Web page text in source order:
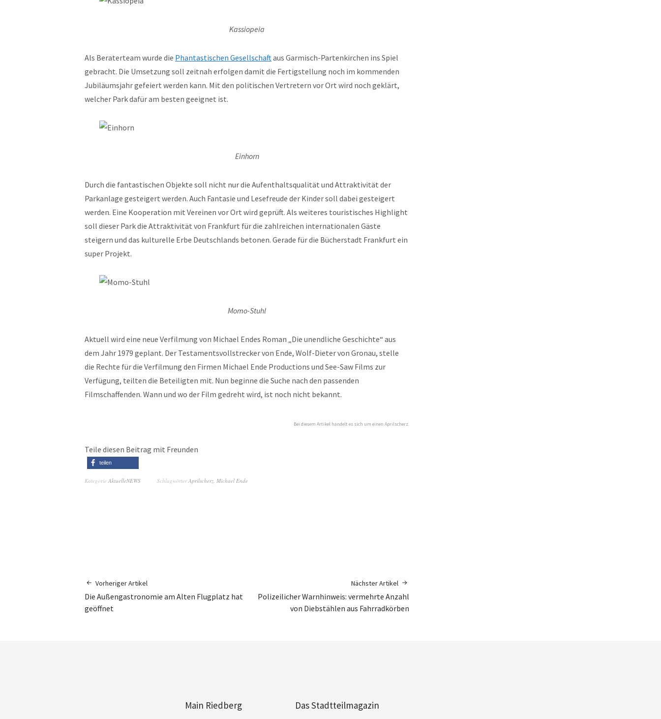
Kassiopeia
Als Beraterteam wurde die Phantastischen Gesellschaftaus Garmisch-Partenkirchen ins Spiel
gebracht. Die Umsetzung soll zeitnah erfolgen damit die Fertigstellung noch im kommenden
Jubiläumsjahr gefeiert werden kann. Mit den politischen Vertretern vor Ort wird noch geklärt,
welcher Park dafür am besten geeignet ist.
Einhorn
Durch die fantastischen Objekte soll nicht nur die Aufenthaltsqualität und Attraktivität der
Parkanlage gesteigert werden. Auch Fantasie und Lesefreude der Kinder soll dabei gesteigert
werden. Eine Kooperation mit Vereinen vor Ort wird geprüft. Als weiteres touristisches Highlight
soll dieser Park die Attraktivität von Frankfurt für die zahlreichen internationalen Gäste
steigern und das kulturelle Erbe Deutschlands betonen. Gerade für die Bücherstadt Frankfurt ein
super Projekt.
Momo-Stuhl
Aktuell wird eine neue Verfilmung von Michael Endes Roman „Die unendliche Geschichte“ aus
dem Jahr 1979 geplant. Der Testamentsvollstrecker von Ende, Wolf-Dieter von Gronau, stelle
die Rechte für die Verfilmung den Firmen Michael Ende Productions und See-Saw Films zur
Verfügung, teilten die Beteiligten mit. Nun beginne die Suche nach den passenden
Filmschaffenden. Wann und wo der Film gedreht wird, ist noch nicht bekannt.
Bei diesem Artikel handelt es sich um einen Aprilscherz.
Teile diesen Beitrag mit Freunden
teilen
Kategorie AktuelleNEWS SchlagwörterAprilscherz, Michael Ende
Vorheriger Artikel
Die Außengastronomie am Alten Flugplatz hat
geöffnet
Nächster Artikel
Polizeilicher Warnhinweis: vermehrte Anzahl
von Diebstählen aus Fahrradkörben
Main Riedberg Das Stadtteilmagazin